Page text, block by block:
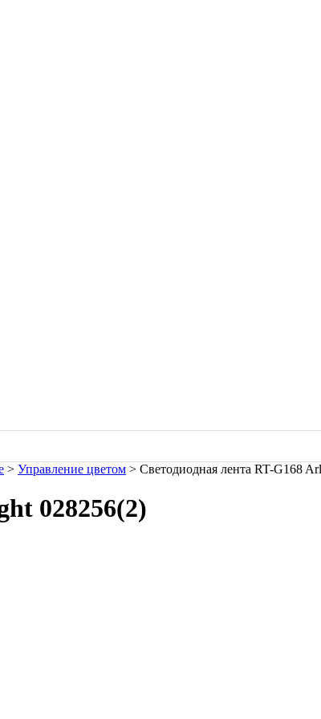
> Управление цветом > Светодиодная лента RT-G168
028256(2)